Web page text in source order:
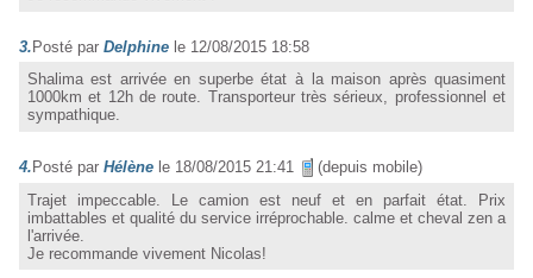
3. Posté par Delphine le 12/08/2015 18:58
Shalima est arrivée en superbe état à la maison après quasiment
1000km et 12h de route. Transporteur très sérieux, professionnel et
sympathique.
4.Posté par Hélène le 18/08/2015 21:41
(depuis mobile)
Trajet impeccable. Le camion est neuf et en parfait état. Prix
imbattables et qualité du service irréprochable. calme et cheval zen a
l'arrivée.
Je recommande vivement Nicolas!